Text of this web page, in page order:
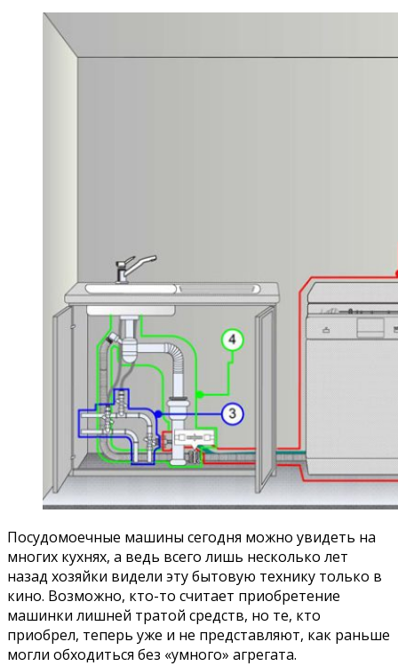
Посудомоечные машины сегодня можно увидеть на
многих кухнях, а ведь всего лишь несколько лет
назад хозяйки видели эту бытовую технику только в
кино. Возможно, кто-то считает приобретение
машинки лишней тратой средств, но те, кто
приобрел, теперь уже и не представляют, как раньше
могли обходиться без «умного» агрегата.